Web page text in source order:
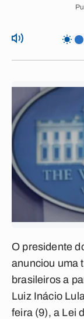
O presidente
anunciou uma
brasileiros a
Luiz Inácio
feira (9), a Lei